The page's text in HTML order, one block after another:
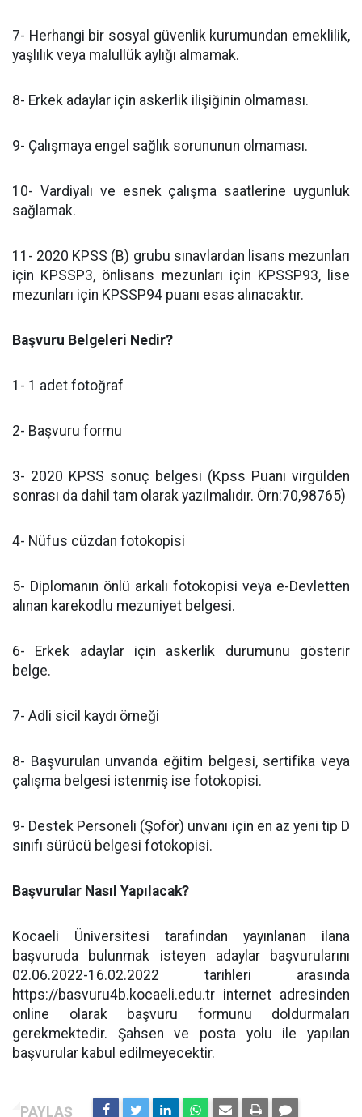
7- Herhangi bir sosyal güvenlik kurumundan emeklilik,
yaşlılık veya malullük aylığı almamak.
8- Erkek adaylar için askerlik ilişiğinin olmaması.
9- Çalışmaya engel sağlık sorununun olmaması.
10- Vardiyalı ve esnek çalışma saatlerine uygunluk
sağlamak.
11- 2020 KPSS (B) grubu sınavlardan lisans mezunları
için KPSSP3, önlisans mezunları için KPSSP93, lise
mezunları için KPSSP94 puanı esas alınacaktır.
Başvuru Belgeleri Nedir?
1- 1 adet fotoğraf
2- Başvuru formu
3- 2020 KPSS sonuç belgesi (Kpss Puanı virgülden
sonrası da dahil tam olarak yazılmalıdır. Örn:70,98765)
4- Nüfus cüzdan fotokopisi
5- Diplomanın önlü arkalı fotokopisi veya e-Devletten
alınan karekodlu mezuniyet belgesi.
6- Erkek adaylar için askerlik durumunu gösterir
belge.
7- Adli sicil kaydı örneği
8- Başvurulan unvanda eğitim belgesi, sertifika veya
çalışma belgesi istenmiş ise fotokopisi.
9- Destek Personeli (Şoför) unvanı için en az yeni tip D
sınıfı sürücü belgesi fotokopisi.
Başvurular Nasıl Yapılacak?
Kocaeli Üniversitesi tarafından yayınlanan ilana
başvuruda bulunmak isteyen adaylar başvurularını
02.06.2022-16.02.2022 tarihleri arasında
https://basvuru4b.kocaeli.edu.tr internet adresinden
online olarak başvuru formunu doldurmaları
gerekmektedir. Şahsen ve posta yolu ile yapılan
başvurular kabul edilmeyecektir.